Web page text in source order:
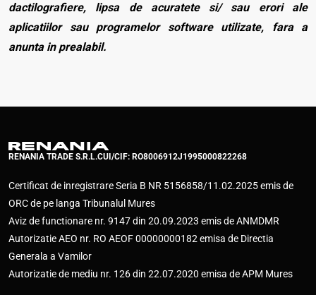
dactilografiere, lipsa de acuratete si/ sau erori ale
aplicatiilor sau programelor software utilizate, fara a
anunta in prealabil.
RENANIA TRADE S.R.L.CUI/CIF: RO8006912J1995000822268
Certificat de inregistrare Seria B NR 5156858/11.02.2025 emis de
ORC de pe langa Tribunalul Mures
Aviz de functionare nr. 9147 din 20.09.2023 emis de ANMDMR
Autorizatie AEO nr. RO AEOF 00000000182 emisa de Directia
Generala a Vamilor
Autorizatie de mediu nr. 126 din 22.07.2020 emisa de APM Mures